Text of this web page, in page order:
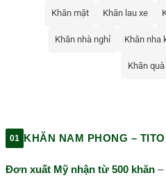
Khăn mặt Khăn lau xe
Khăn nhà nghỉ Khăn nha
Khăn
01 KHĂN NAM PHONG –
Đơn xuất Mỹ nhận từ 500 khăn –